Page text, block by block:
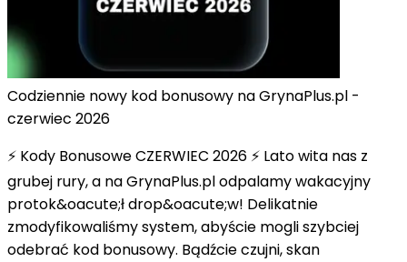
Codziennie nowy kod bonusowy na GrynaPlus.pl -
czerwiec 2026
⚡ Kody Bonusowe CZERWIEC 2026 ⚡ Lato wita nas z
grubej rury, a na GrynaPlus.pl odpalamy wakacyjny
protok&oacute;ł drop&oacute;w! Delikatnie
zmodyfikowaliśmy system, abyście mogli szybciej
odebrać kod bonusowy. Bądźcie czujni, skan